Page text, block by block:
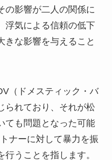
の影響が二人の関係に
浮気による信頼の低下
きな影響を与えること
（ドメスティック・バ
られており、それが松
ても問題となった可能
ナーに対して暴力を振
うことを指します。